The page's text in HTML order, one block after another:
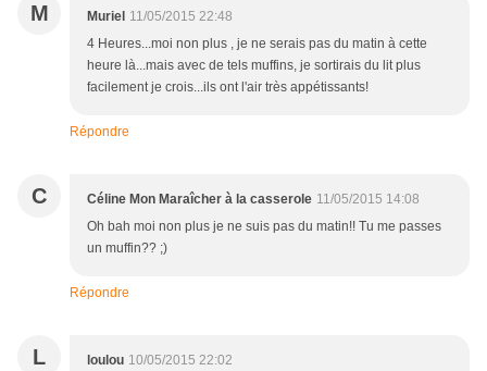
M Muriel 11/05/2015 22:48
4 Heures...moi non plus , je ne serais pas du matin à cette
heure là...mais avec de tels muffins, je sortirais du lit plus
facilement je crois...ils ont l'air très appétissants!
Répondre
C Céline Mon Maraîcher à la casserole 11/05/2015 14:08
Oh bah moi non plus je ne suis pas du matin!! Tu me passes
un muffin?? ;)
Répondre
L loulou 10/05/2015 22:02